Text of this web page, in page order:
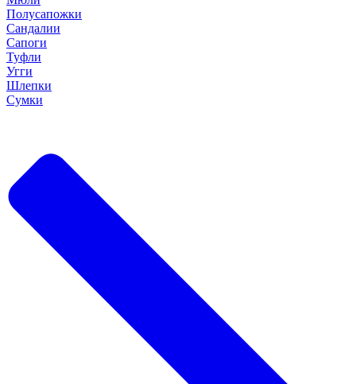
Полусапожки
Сандалии
Сапоги
Туфли
Угги
Шлепки
Сумки